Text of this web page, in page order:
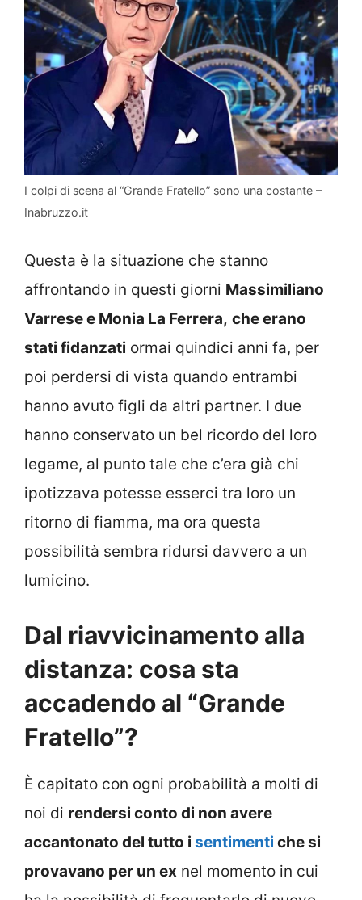
I colpi di scena al “Grande Fratello” sono una costante –
Inabruzzo.it
Questa è la situazione che stanno
affrontando in questi giorni Massimiliano
Varrese e Monia La Ferrera, che erano
stati fidanzati ormai quindici anni fa, per
poi perdersi di vista quando entrambi
hanno avuto figli da altri partner. I due
hanno conservato un bel ricordo del loro
legame, al punto tale che c’era già chi
ipotizzava potesse esserci tra loro un
ritorno di fiamma, ma ora questa
possibilità sembra ridursi davvero a un
lumicino.
Dal riavvicinamento alla
distanza: cosa sta
accadendo al “Grande
Fratello”?
È capitato con ogni probabilità a molti di
noi di rendersi conto di non avere
accantonato del tutto i sentimenti che si
provavano per un ex nel momento in cui